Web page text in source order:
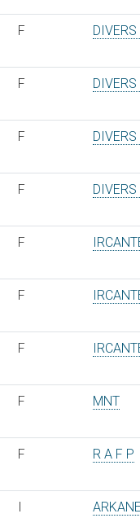
F
F
F
F
F
F
F
F MNT
F R A F P
I